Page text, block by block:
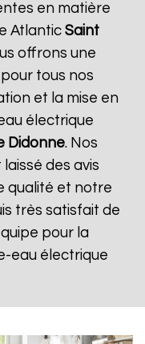
en matière
AtlanticSaint
offrons une
tous nos
et la mise en
électrique
Didonne. Nos
des avis
qualité et notre
très satisfait de
pour la
eau électrique